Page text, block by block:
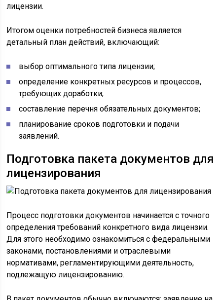
лицензии.
Итогом оценки потребностей бизнеса является
детальный план действий, включающий:
выбор оптимального типа лицензии;
определение конкретных ресурсов и процессов,
требующих доработки;
составление перечня обязательных документов;
планирование сроков подготовки и подачи
заявлений.
Подготовка пакета документов для
лицензирования
Процесс подготовки документов начинается с точного
определения требований конкретного вида лицензии.
Для этого необходимо ознакомиться с федеральными
законами, постановлениями и отраслевыми
нормативами, регламентирующими деятельность,
подлежащую лицензированию.